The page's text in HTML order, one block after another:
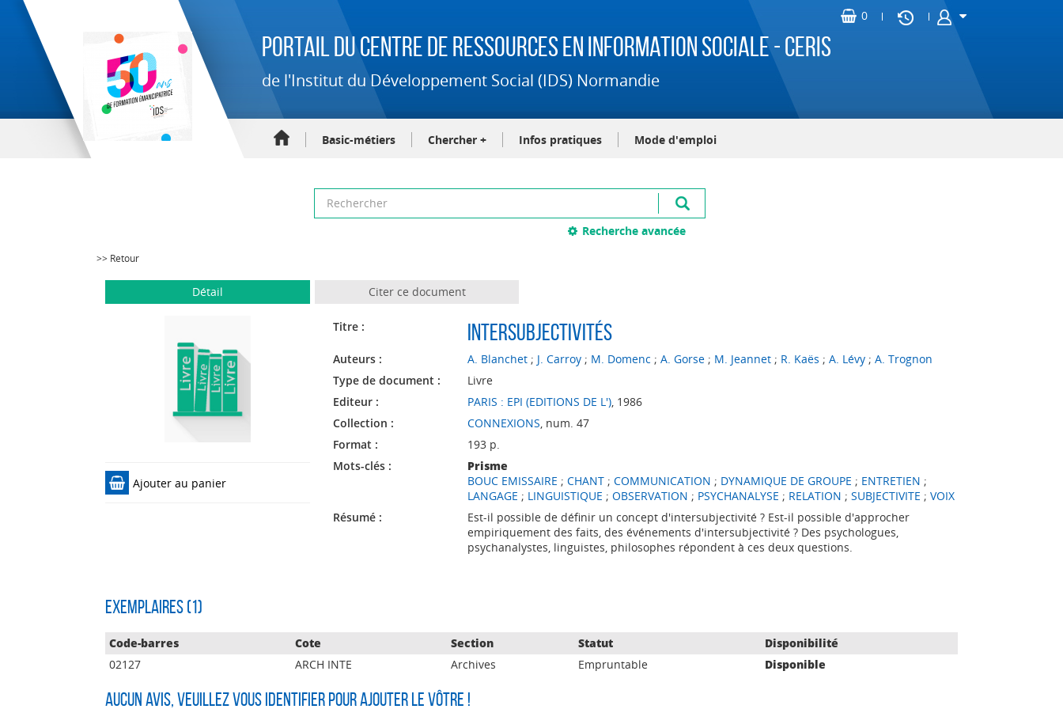
Portail du Centre de Ressources en Information Sociale - CERIS
de l'Institut du Développement Social (IDS) Normandie
Basic-métiers Chercher + Infos pratiques Mode d'emploi
Recherche avancée
>> Retour
Détail Citer ce document
Ajouter au panier
Titre : Intersubjectivités
Auteurs : A. Blanchet; J. Carroy; M. Domenc ; A. Gorse; M. Jeannet; R. Kaës ; A. Lévy; A. Trognon
Type de document :
Livre
Editeur :
PARIS : EPI (EDITIONS DE L'), 1986
Collection :
CONNEXIONS, num. 47
Format :
193 p.
Mots-clés :
Prisme
BOUC EMISSAIRE ; CHANT; COMMUNICATION ; DYNAMIQUE DE GROUPE ; ENTRETIEN ;
LANGAGE ; LINGUISTIQUE ; OBSERVATION ; PSYCHANALYSE ; RELATION ; SUBJECTIVITE ; VOIX
Résumé :
Est-il possible de définir un concept d'intersubjectivité ? Est-il possible d'approcher
empiriquement des faits, des événements d'intersubjectivité ? Des psychologues,
psychanalystes, linguistes, philosophes répondent à ces deux questions.
Exemplaires (1)
Code-barres Cote Section Statut
Disponibilité
02127
ARCH INTE Archives Empruntable Disponible
Aucun avis, veuillez vous identifier pour ajouter le vôtre !